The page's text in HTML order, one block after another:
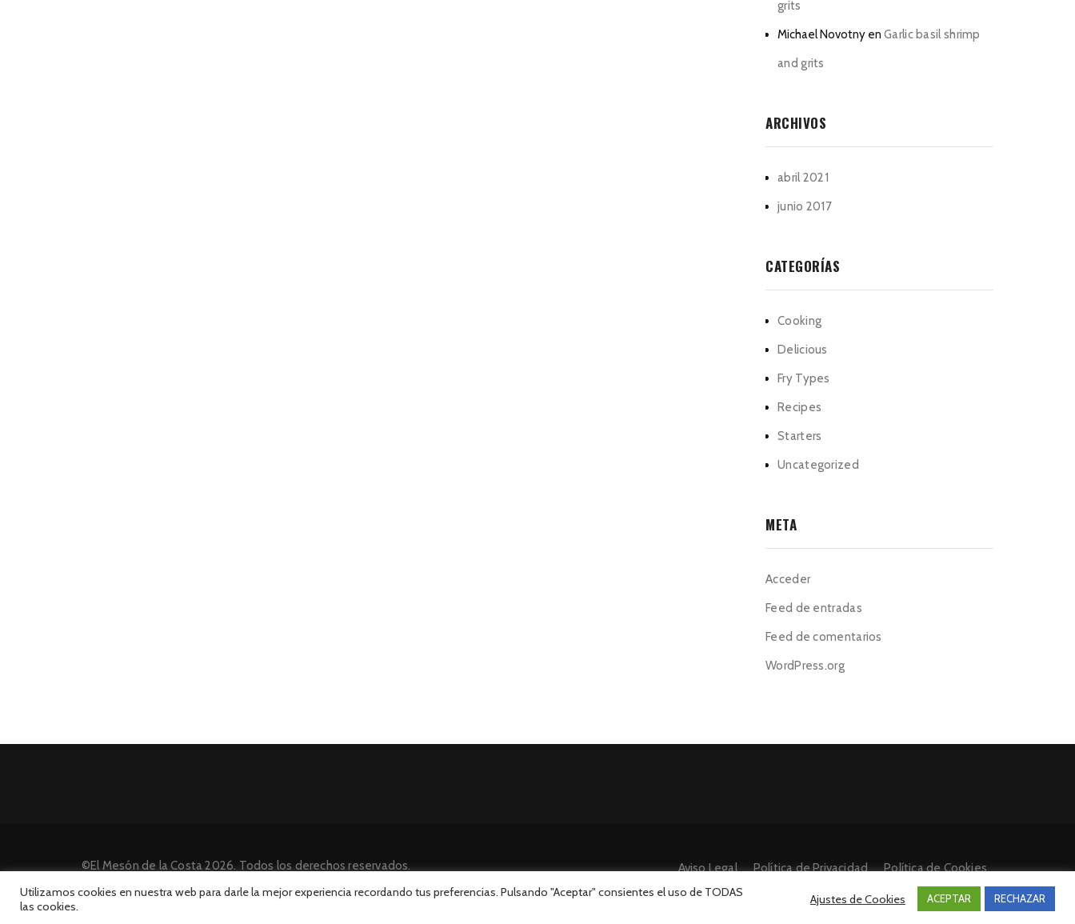
grits
Michael Novotny en Garlic basil shrimp
and grits
ARCHIVOS
abril 2021
junio 2017
CATEGORÍAS
Cooking
Delicious
Fry Types
Recipes
Starters
Uncategorized
META
Acceder
Feed de entradas
Feed de comentarios
WordPress.org
©El Mesón de la Costa 2026. Todos los derechos reservados.
Desarrollado por INFORmedia
Aviso Legal Política de Privacidad
Política de Cookies
Utilizamos cookies en nuestra web para darle la mejor experiencia recordando tus preferencias. Pulsando "Aceptar" consientes el uso de TODAS
las cookies.
Ajustes de Cookies ACEPTAR RECHAZAR